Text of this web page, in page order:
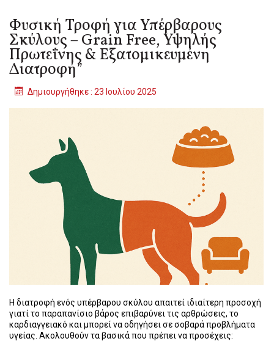
Φυσική Τροφή για Υπέρβαρους
Σκύλους – Grain Free, Υψηλής
Πρωτεΐνης & Εξατομικευμένη
Διατροφή”
Δημιουργήθηκε : 23 Ιουλίου 2025
Η διατροφή ενός υπέρβαρου σκύλου απαιτεί ιδιαίτερη προσοχή
γιατί το παραπανίσιο βάρος επιβαρύνει τις αρθρώσεις, το
καρδιαγγειακό και μπορεί να οδηγήσει σε σοβαρά προβλήματα
υγείας. Ακολουθούν τα βασικά που πρέπει να προσέχεις: